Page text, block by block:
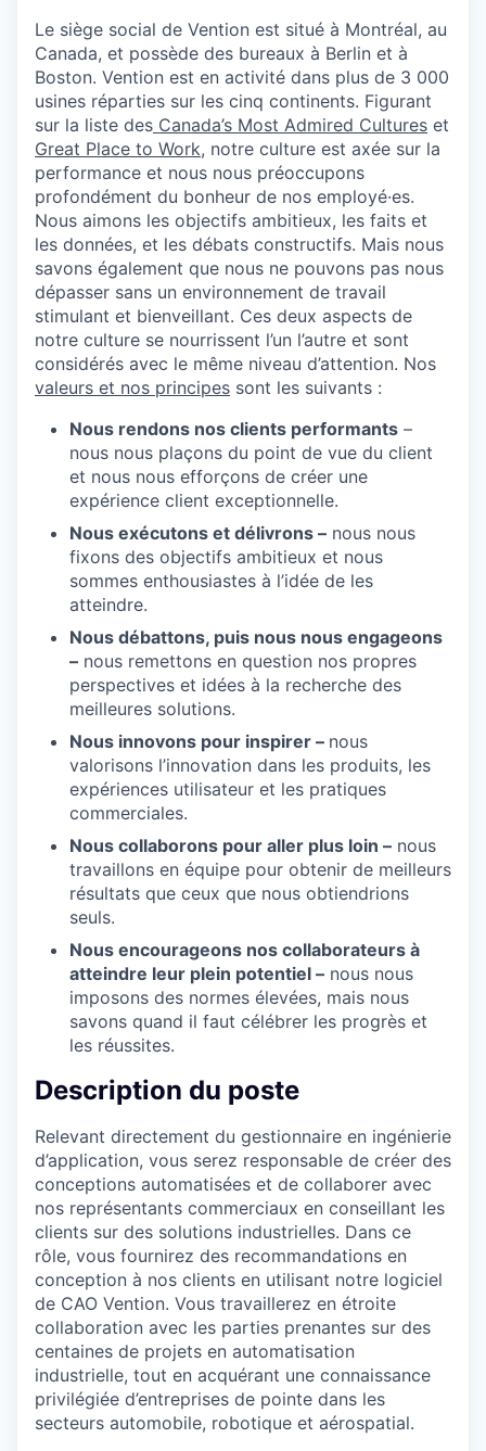
Le siège social de Vention est situé à Montréal, au
Canada, et possède des bureaux à Berlin et à
Boston. Vention est en activité dans plus de 3 000
usines réparties sur les cinq continents. Figurant
sur la liste des Canada’s Most Admired Cultures et
Great Place to Work, notre culture est axée sur la
performance et nous nous préoccupons
profondément du bonheur de nos employé·es.
Nous aimons les objectifs ambitieux, les faits et
les données, et les débats constructifs. Mais nous
savons également que nous ne pouvons pas nous
dépasser sans un environnement de travail
stimulant et bienveillant. Ces deux aspects de
notre culture se nourrissent l’un l’autre et sont
considérés avec le même niveau d’attention. Nos
valeurs et nos principes sont les suivants :
Nous rendons nos clients performants –
nous nous plaçons du point de vue du client
et nous nous efforçons de créer une
expérience client exceptionnelle.
Nous exécutons et délivrons – nous nous
fixons des objectifs ambitieux et nous
sommes enthousiastes à l’idée de les
atteindre.
Nous débattons, puis nous nous engageons
– nous remettons en question nos propres
perspectives et idées à la recherche des
meilleures solutions.
Nous innovons pour inspirer – nous
valorisons l’innovation dans les produits, les
expériences utilisateur et les pratiques
commerciales.
Nous collaborons pour aller plus loin – nous
travaillons en équipe pour obtenir de meilleurs
résultats que ceux que nous obtiendrions
seuls.
Nous encourageons nos collaborateurs à
atteindre leur plein potentiel – nous nous
imposons des normes élevées, mais nous
savons quand il faut célébrer les progrès et
les réussites.
Description du poste
Relevant directement du gestionnaire en ingénierie
d’application, vous serez responsable de créer des
conceptions automatisées et de collaborer avec
nos représentants commerciaux en conseillant les
clients sur des solutions industrielles. Dans ce
rôle, vous fournirez des recommandations en
conception à nos clients en utilisant notre logiciel
de CAO Vention. Vous travaillerez en étroite
collaboration avec les parties prenantes sur des
centaines de projets en automatisation
industrielle, tout en acquérant une connaissance
privilégiée d’entreprises de pointe dans les
secteurs automobile, robotique et aérospatial.